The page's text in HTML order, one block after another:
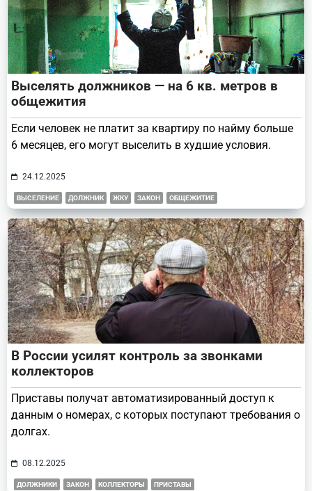
Выселять должников — на 6 кв. метров в
общежития
Если человек не платит за квартиру по найму больше
6 месяцев, его могут выселить в худшие условия.
24.12.2025
ВЫСЕЛЕНИЕ ДОЛЖНИК ЖКУ ЗАКОН ОБЩЕЖИТИЕ
В России усилят контроль за звонками
коллекторов
Приставы получат автоматизированный доступ к
данным о номерах, с которых поступают требования о
долгах.
08.12.2025
ДОЛЖНИКИ ЗАКОН КОЛЛЕКТОРЫ ПРИСТАВЫ